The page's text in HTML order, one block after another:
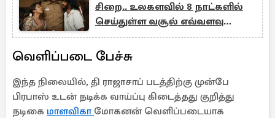
சிறை.. உலகளவில் 8 நாட்களில்
செய்துள்ள வசூல் எவ்வளவு
தெரியுமா?
வெளிப்படை பேச்சு
இந்த நிலையில், தி ராஜாசாப் படத்திற்கு முன்பே
பிரபாஸ் உடன் நடிக்க வாய்ப்பு கிடைத்தது குறித்து
நடிகை மாளவிகா மோகனன் வெளிப்படையாக